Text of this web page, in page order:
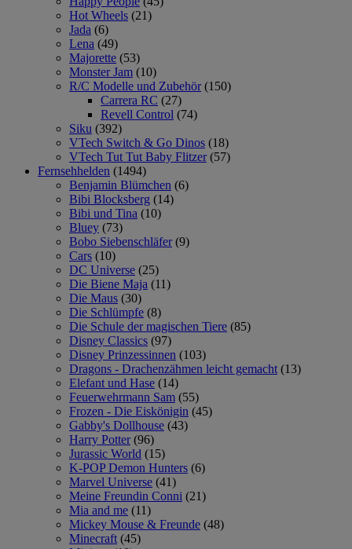
Hot Wheels (21)
Jada (6)
Lena (49)
Majorette (53)
Monster Jam (10)
R/C Modelle und Zubehör (150)
Carrera RC (27)
Revell Control (74)
Siku (392)
VTech Switch & Go Dinos (18)
VTech Tut Tut Baby Flitzer (57)
Fernsehhelden (1494)
Benjamin Blümchen (6)
Bibi Blocksberg (14)
Bibi und Tina (10)
Bluey (73)
Bobo Siebenschläfer (9)
Cars (10)
DC Universe (25)
Die Biene Maja (11)
Die Maus (30)
Die Schlümpfe (8)
Die Schule der magischen Tiere (85)
Disney Classics (97)
Disney Prinzessinnen (103)
Dragons - Drachenzähmen leicht gemacht (13)
Elefant und Hase (14)
Feuerwehrmann Sam (55)
Frozen - Die Eiskönigin (45)
Gabby's Dollhouse (43)
Harry Potter (96)
Jurassic World (15)
K-POP Demon Hunters (6)
Marvel Universe (41)
Meine Freundin Conni (21)
Mia and me (11)
Mickey Mouse & Freunde (48)
Minecraft (45)